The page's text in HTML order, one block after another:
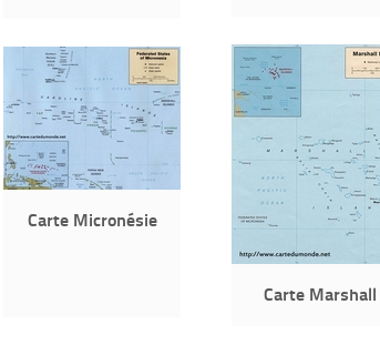
Carte Marshall
Carte Micronésie